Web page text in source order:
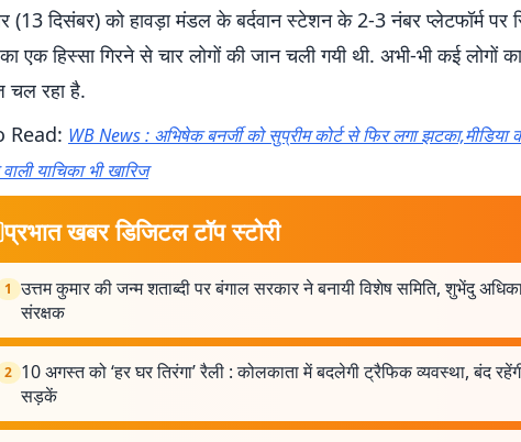
(13 दिसंबर) को हावड़ा मंडल के बर्दवान स्टेशन के 2-3 नंबर प्लेटफॉर्म पर
एक हिस्सा गिरने से चार लोगों की जान चली गयी थी. अभी-भी कई लोगों
चल रहा है.
Read: WB News : अभिषेक बनर्जी को सुप्रीम कोर्ट से फिर लगा झटका,मीडिया
याचिका भी खारिज
प्रभात खबर डिजिटल टॉप स्टोरी
1 उत्तम कुमार की जन्म शताब्दी पर बंगाल सरकार ने बनायी विशेष समिति, शुभेंदु
संरक्षक
2 10 अगस्त को ‘हर घर तिरंगा’ रैली : कोलकाता में बदलेगी ट्रैफिक व्यवस्था, बंद
सड़कें